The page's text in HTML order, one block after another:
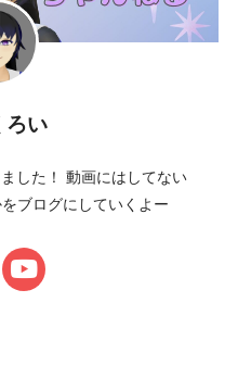
ろい
した！ 動画にはしてない
ブログにしていくよー